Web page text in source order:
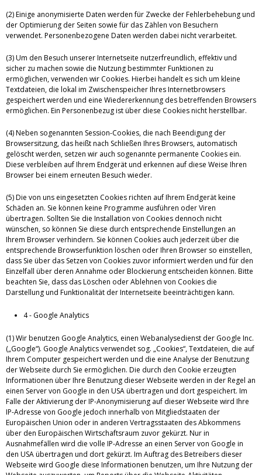
(2) Einige anonymisierte Daten werden für Zwecke der Fehlerbehebung und
der Optimierung der Seiten sowie für das Zählen von Besuchern
verwendet. Personenbezogene Daten werden dabei nicht verarbeitet.
(3) Um den Besuch unserer Internetseite nutzerfreundlich, effektiv und
sicher zu machen sowie die Nutzung bestimmter Funktionen zu
ermöglichen, verwenden wir Cookies. Hierbei handelt es sich um kleine
Textdateien, die lokal im Zwischenspeicher Ihres Internetbrowsers
gespeichert werden und eine Wiedererkennung des betreffenden Browsers
ermöglichen. Ein Personenbezug ist über diese Cookies nicht herstellbar.
(4) Neben sogenannten Session-Cookies, die nach Beendigung der
Browsersitzung, das heißt nach Schließen Ihres Browsers, automatisch
gelöscht werden, setzen wir auch sogenannte permanente Cookies ein.
Diese verbleiben auf Ihrem Endgerät und erkennen auf diese Weise Ihren
Browser bei einem erneuten Besuch wieder.
(5) Die von uns eingesetzten Cookies richten auf Ihrem Endgerät keine
Schäden an. Sie können keine Programme ausführen oder Viren
übertragen. Sollten Sie die Installation von Cookies dennoch nicht
wünschen, so können Sie diese durch entsprechende Einstellungen an
Ihrem Browser verhindern. Sie können Cookies auch jederzeit über die
entsprechende Browserfunktion löschen oder Ihren Browser so einstellen,
dass Sie über das Setzen von Cookies zuvor informiert werden und für den
Einzelfall über deren Annahme oder Blockierung entscheiden können. Bitte
beachten Sie, dass das Löschen oder Ablehnen von Cookies die
Darstellung und Funktionalität der Internetseite beeinträchtigen kann.
4 - Google Analytics
(1) Wir benutzen Google Analytics, einen Webanalysedienst der Google Inc.
(„Google“). Google Analytics verwendet sog. „Cookies“, Textdateien, die auf
Ihrem Computer gespeichert werden und die eine Analyse der Benutzung
der Webseite durch Sie ermöglichen. Die durch den Cookie erzeugten
Informationen über Ihre Benutzung dieser Webseite werden in der Regel an
einen Server von Google in den USA übertragen und dort gespeichert. Im
Falle der Aktivierung der IP-Anonymisierung auf dieser Webseite wird Ihre
IP-Adresse von Google jedoch innerhalb von Mitgliedstaaten der
Europäischen Union oder in anderen Vertragsstaaten des Abkommens
über den Europäischen Wirtschaftsraum zuvor gekürzt. Nur in
Ausnahmefällen wird die volle IP-Adresse an einen Server von Google in
den USA übertragen und dort gekürzt. Im Auftrag des Betreibers dieser
Webseite wird Google diese Informationen benutzen, um Ihre Nutzung der